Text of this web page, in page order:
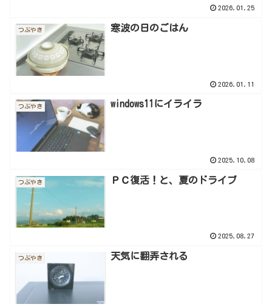
2026.01.25
つぶやき 寒波の日のごはん
2026.01.11
つぶやき windows11にイライラ
2025.10.08
つぶやき ＰＣ復活！と、夏のドライブ
2025.08.27
つぶやき 天気に翻弄される